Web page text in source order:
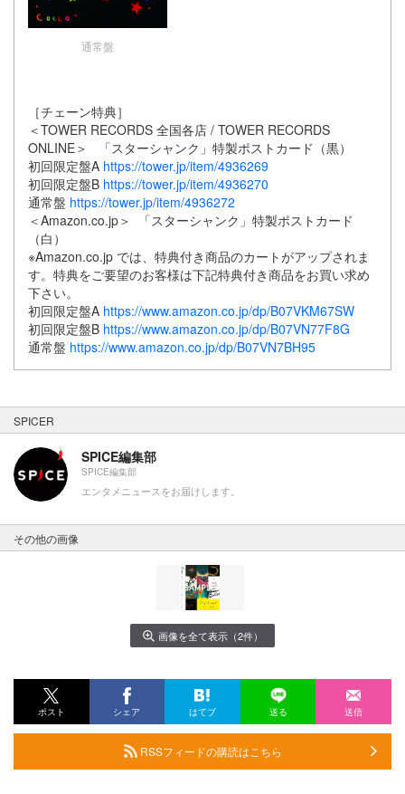
通常盤
［チェーン特典］
＜TOWER RECORDS 全国各店 / TOWER RECORDS
ONLINE＞ 「スターシャンク」特製ポストカード（黒）
初回限定盤A https://tower.jp/item/4936269
初回限定盤B https://tower.jp/item/4936270
通常盤 https://tower.jp/item/4936272
＜Amazon.co.jp＞ 「スターシャンク」特製ポストカード
（白）
※Amazon.co.jp では、特典付き商品のカートがアップされま
す。特典をご要望のお客様は下記特典付き商品をお買い求め
下さい。
初回限定盤A https://www.amazon.co.jp/dp/B07VKM67SW
初回限定盤B https://www.amazon.co.jp/dp/B07VN77F8G
通常盤 https://www.amazon.co.jp/dp/B07VN7BH95
SPICER
SPICE編集部
SPICE編集部
エンタメニュースをお届けします。
その他の画像
画像を全て表示（2件）
ポスト シェア はてブ 送る 送信
RSSフィードの購読はこちら